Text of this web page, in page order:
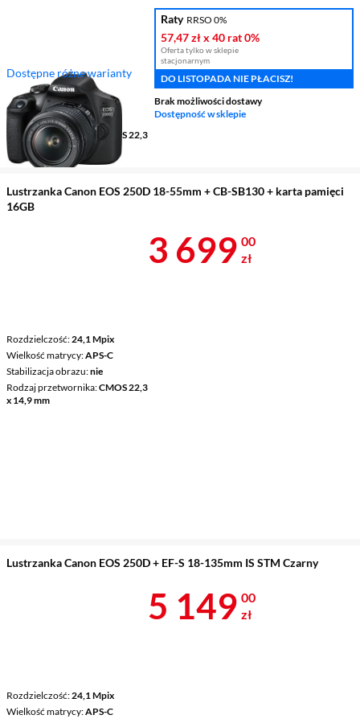
Dostępne różne warianty
Rozdzielczość 24,1 Mpix
Wielkość matrycy APS-C
Stabilizacja obrazu nie
Rodzaj przetwornika
CMOS 22,3
x 14,9 mm
Raty RRSO 0%
57,47 złx 40 rat0%
Oferta tylko w sklepie
stacjonarnym
DO LISTOPADA NIE PŁACISZ!
Brak możliwości dostawy
Dostępność w sklepie
Lustrzanka Canon EOS 250D 18-55mm + CB-SB130 + karta pamięci
16GB
Rozdzielczość 24,1 Mpix
Wielkość matrycy APS-C
Stabilizacja obrazu nie
Rodzaj przetwornika CMOS 22,3
x 14,9 mm
Cena 3 699 zł
3 699 00
zł
Lustrzanka Canon EOS 250D + EF-S 18-135mm IS STM Czarny
Rozdzielczość 24,1 Mpix
Wielkość matrycy APS-C
Cena 5 149 zł
5 149 00
zł